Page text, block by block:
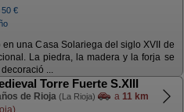
50 €
en una Casa Solariega del siglo XVII de
La piedra, la madera y la forja se
...
Torre Fuerte S.XIII
de Rioja (La Rioja) a 11 km